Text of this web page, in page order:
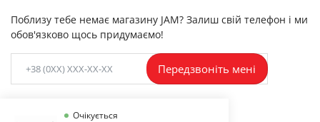
Поблизу тебе немає магазину JAM? Залиш свій телефон і ми
обов'язково щось придумаємо!
Очікується
Передзвоніть мені